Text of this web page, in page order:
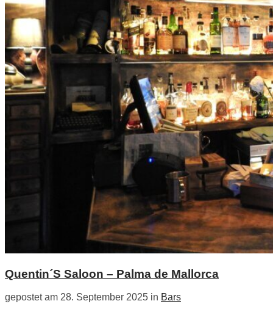
Quentin´S Saloon – Palma de Mallorca
gepostet am 28. September 2025 in Bars